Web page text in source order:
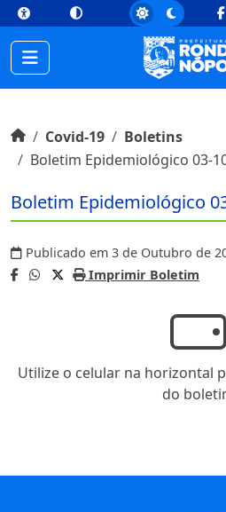
topConteúdo [1] Menu Principal
Início do conteúdo
InícioCovid-19
Boletins
Boletim Epidemiológico 03-
Boletim Epidemiológico
Publicado em 3 de Outubro de
Imprimir Boletim
Utilize o celular na horizontal
do